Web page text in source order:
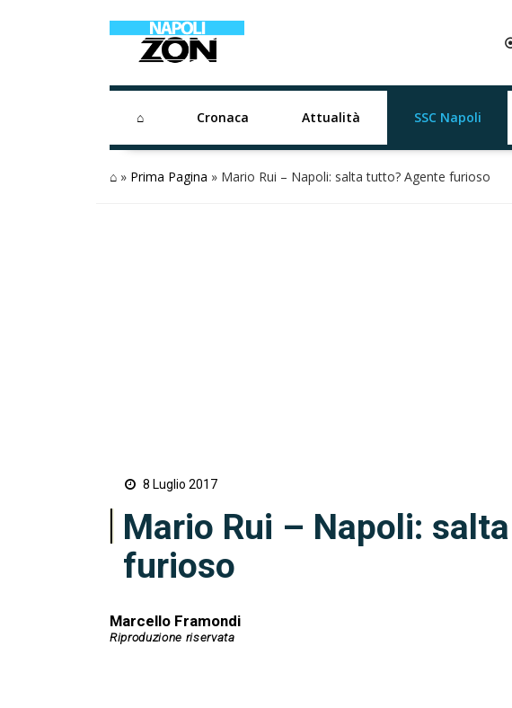
⌂ Cronaca Attualità SSC Napoli
⌂ » Prima Pagina » Mario Rui – Napoli: salta tutto? Agente furioso
8 Luglio 2017
Mario Rui – Napoli:
furioso
Marcello Framondi